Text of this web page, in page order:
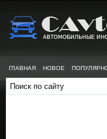
ГЛАВНАЯ НОВОЕ